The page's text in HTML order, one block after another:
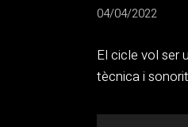
04/04/2022
El cicle vol ser
tècnica i